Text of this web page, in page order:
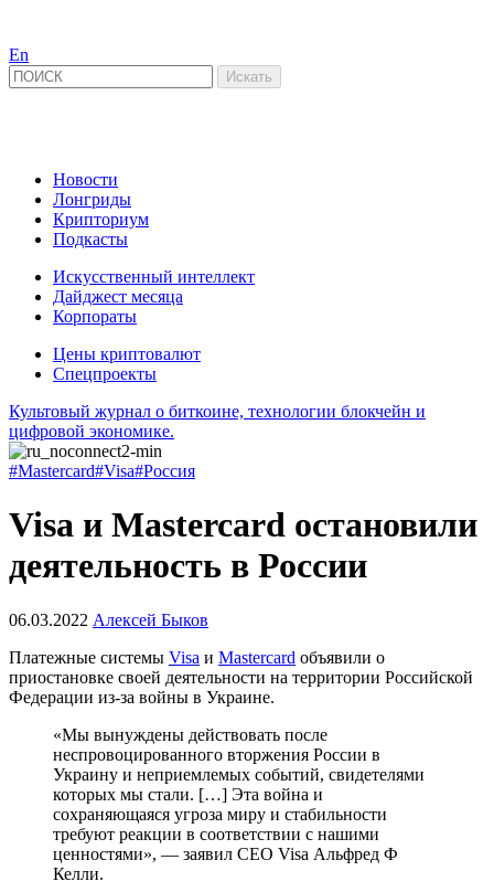
En
Новости
Лонгриды
Крипториум
Подкасты
Искусственный интеллект
Дайджест месяца
Корпораты
Цены криптовалют
Спецпроекты
Культовый журнал о биткоине, технологии блокчейн и
цифровой экономике.
#Mastercard#Visa#Россия
Visa и Mastercard остановили
деятельность в России
06.03.2022 Алексей Быков
Платежные системы Visa и Mastercard объявили о
приостановке своей деятельности на территории Российской
Федерации из-за войны в Украине.
«Мы вынуждены действовать после
неспровоцированного вторжения России в
Украину и неприемлемых событий, свидетелями
которых мы стали. […] Эта война и
сохраняющаяся угроза миру и стабильности
требуют реакции в соответствии с нашими
ценностями», — заявил CEO Visa Альфред Ф
Келли.